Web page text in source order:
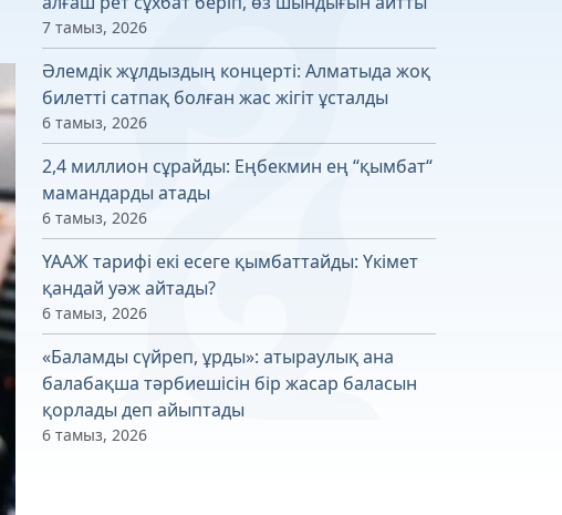
7 тамыз, 2026
Әлемдік жұлдыздың концерті: Алматыда жоқ
билетті сатпақ болған жас жігіт ұсталды
6 тамыз, 2026
2,4 миллион сұрайды: Еңбекмин ең “қымбат“
мамандарды атады
6 тамыз, 2026
ҮААЖ тарифі екі есеге қымбаттайды: Үкімет
қандай уәж айтады?
6 тамыз, 2026
«Баламды сүйреп, ұрды»: атыраулық ана
балабақша тәрбиешісін бір жасар баласын
қорлады деп айыптады
6 тамыз, 2026